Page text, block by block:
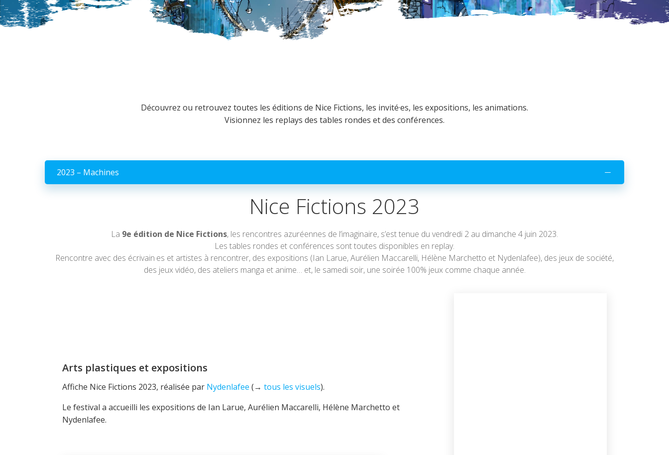
Découvrez ou retrouvez toutes les éditions de Nice Fictions, les invité·es, les expositions, les animations.
Visionnez les replays des tables rondes et des conférences.
2023 – Machines
Nice Fictions 2023
La 9e édition de Nice Fictions, les rencontres azuréennes de l’imaginaire, s’est tenue du vendredi 2 au dimanche 4 juin 2023.
Les tables rondes et conférences sont toutes disponibles en replay.
Rencontre avec des écrivain·es et artistes à rencontrer, des expositions (Ian Larue, Aurélien Maccarelli, Hélène Marchetto et Nydenlafee), des jeux de société,
des jeux vidéo, des ateliers manga et anime… et, le samedi soir, une soirée 100% jeux comme chaque année.
Arts plastiques et expositions
Affiche Nice Fictions 2023, réalisée par Nydenlafee (→ tous les visuels).
Le festival a accueilli les expositions de Ian Larue, Aurélien Maccarelli, Hélène Marchetto et
Nydenlafee.